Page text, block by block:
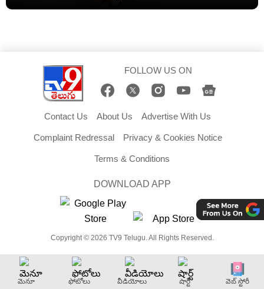
FOLLOW US ON
Contact Us About Us Advertise With Us
Complaint Redressal Privacy & Cookies Notice
Terms & Conditions
DOWNLOAD APP
Copyright © 2026 TV9 Telugu. All Rights Reserved.
మెనూ ఫోటోలు వీడియోలు షార్ట్ వెబ్ స్టోరీ